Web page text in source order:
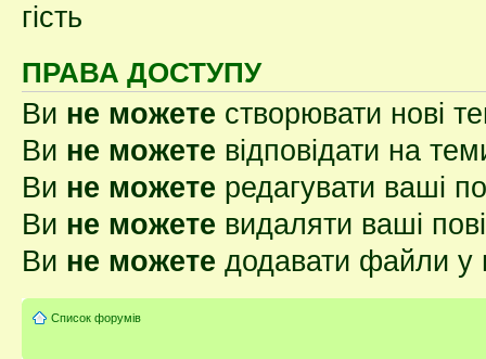
гість
ПРАВА ДОСТУПУ
Ви не можете створювати нові
Ви не можете відповідати на
Ви не можете редагувати ваші
Ви не можете видаляти ваші
Ви не можете додавати файли у
Список форумів